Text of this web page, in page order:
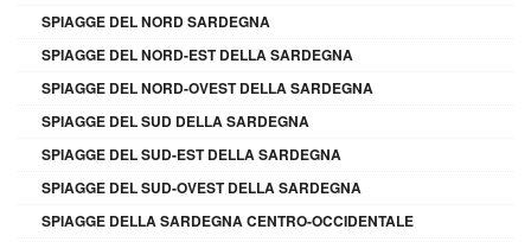
SPIAGGE DEL NORD SARDEGNA
SPIAGGE DEL NORD-EST DELLA SARDEGNA
SPIAGGE DEL NORD-OVEST DELLA SARDEGNA
SPIAGGE DEL SUD DELLA SARDEGNA
SPIAGGE DEL SUD-EST DELLA SARDEGNA
SPIAGGE DEL SUD-OVEST DELLA SARDEGNA
SPIAGGE DELLA SARDEGNA CENTRO-OCCIDENTALE